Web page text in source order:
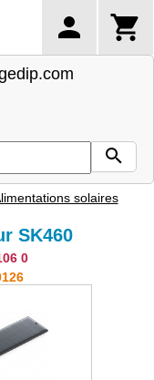
solaires
SK460
0